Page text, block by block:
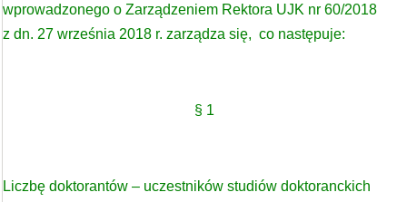
wprowadzonego o Zarządzeniem Rektora UJK nr 60/2018
z dn. 27 września 2018 r. zarządza się, co następuje:
§ 1
Liczbę doktorantów – uczestników studiów doktoranckich